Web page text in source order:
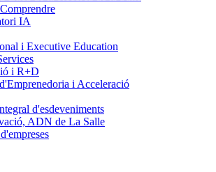
IA
i Executive Education
i R+D
i Acceleració
d'esdeveniments
ADN de La Salle